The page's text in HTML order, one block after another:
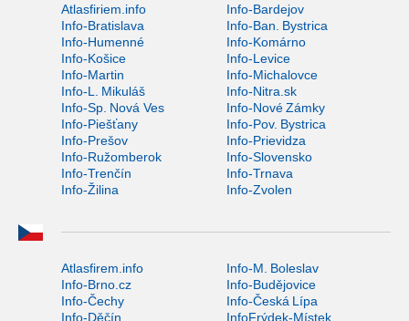
Atlasfiriem.info
Info-Bardejov
Info-Bratislava
Info-Ban. Bystrica
Info-Humenné
Info-Komárno
Info-Košice
Info-Levice
Info-Martin
Info-Michalovce
Info-L. Mikuláš
Info-Nitra.sk
Info-Sp. Nová Ves
Info-Nové Zámky
Info-Piešťany
Info-Pov. Bystrica
Info-Prešov
Info-Prievidza
Info-Ružomberok
Info-Slovensko
Info-Trenčín
Info-Trnava
Info-Žilina
Info-Zvolen
Atlasfirem.info
Info-M. Boleslav
Info-Brno.cz
Info-Budějovice
Info-Čechy
Info-Česká Lípa
Info-Děčín
InfoFrýdek-Místek